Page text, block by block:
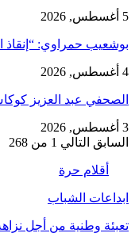
5 أغسطس, 2026
بوشعيب حمراوي: “إنقاذ
4 أغسطس, 2026
الصحفي عبد العزيز
3 أغسطس, 2026
السابق التالي 1 من 268
أقلام حرة
ابداعات الشباب
تعبئة وطنية من أجل